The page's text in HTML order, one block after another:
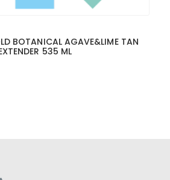
BOTANICAL AGAVE&LIME TAN
535 ML